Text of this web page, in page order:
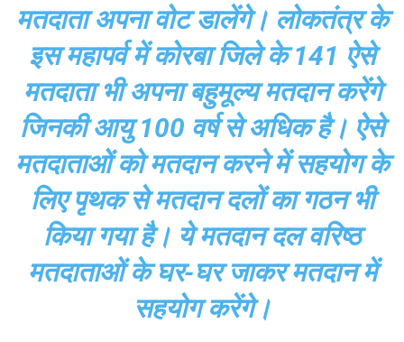
मतदाता अपना वोट डालेंगे। लोकतंत्र के
इस महापर्व में कोरबा जिले के 141 ऐसे
मतदाता भी अपना बहुमूल्य मतदान करेंगे
जिनकी आयु 100 वर्ष से अधिक है। ऐसे
मतदाताओं को मतदान करने में सहयोग के
लिए पृथक से मतदान दलों का गठन भी
किया गया है। ये मतदान दल वरिष्ठ
मतदाताओं के घर-घर जाकर मतदान में
सहयोग करेंगे।